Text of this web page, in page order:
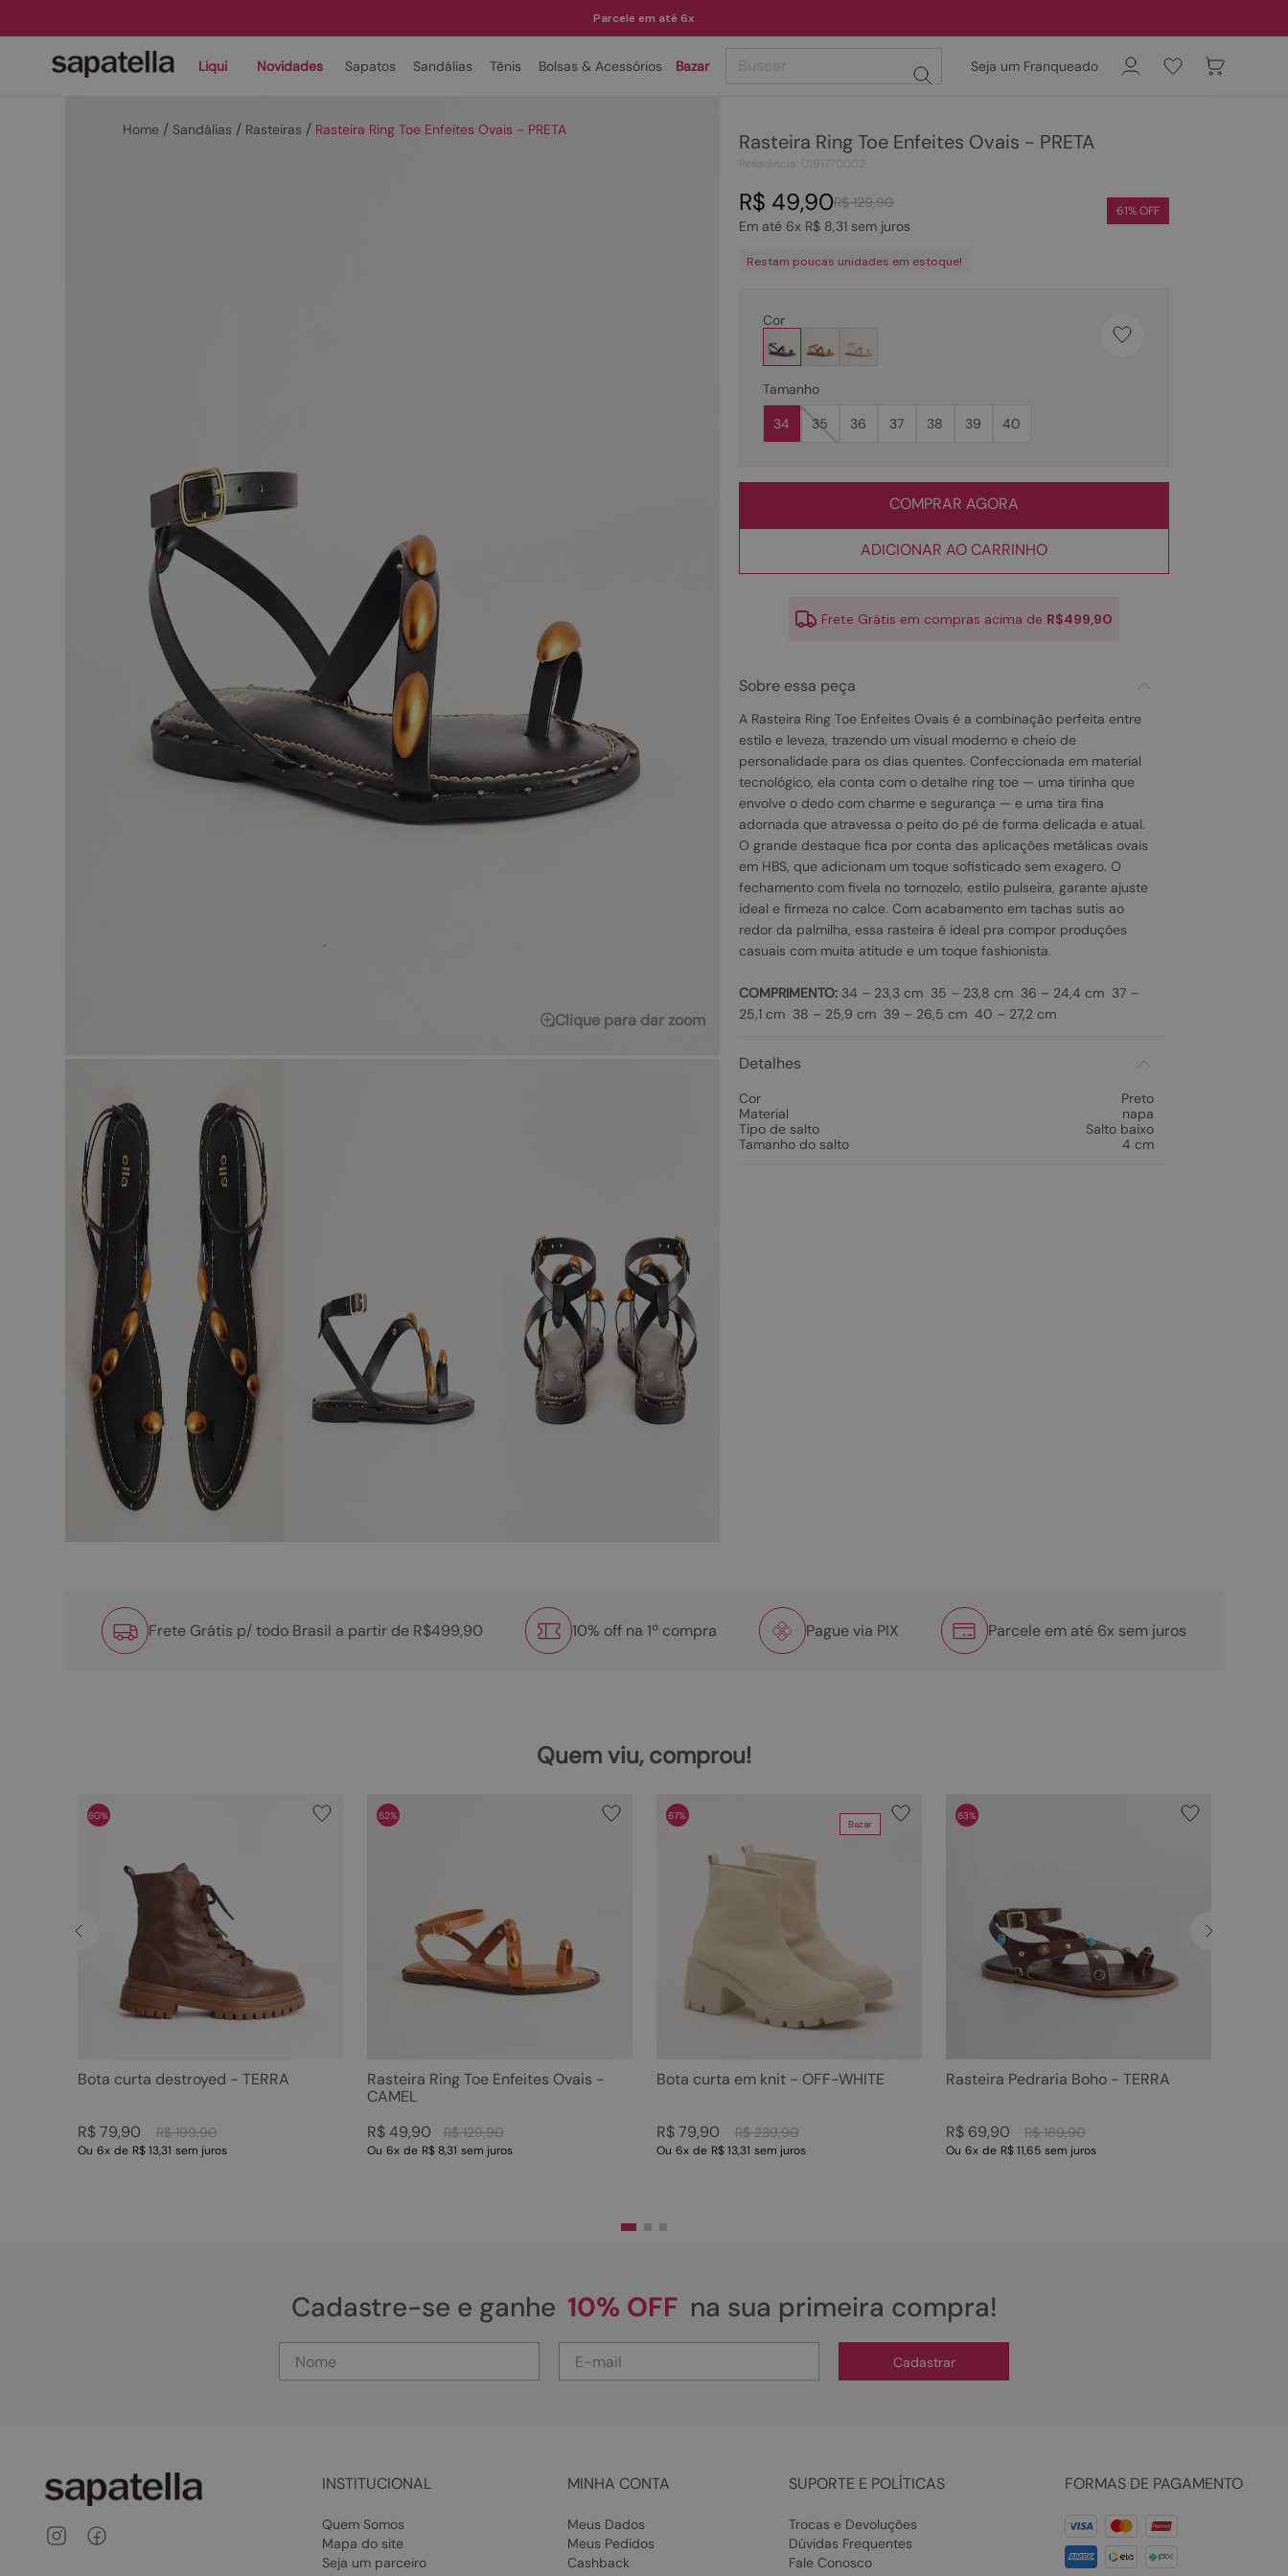
Parcele em até 6x
Liqui Novidades Sapatos Sandálias Tênis Bolsas & Acessórios Bazar Seja um Franqueado
Sandálias Rasteiras Rasteira Ring Toe Enfeites Ovais - PRETA
Clique para dar zoom
Rasteira Ring Toe Enfeites Ovais - PRETA
R$ 129,90
R$ 49,90
Em até 6x R$ 8,31sem juros
61% OFF
Restam poucas unidades em estoque!
Cor
Tamanho
34
35 36 37 38 39 40
COMPRAR AGORA
ADICIONAR AO CARRINHO
Frete Grátis em compras acima de R$499,90
Sobre essa peça
A Rasteira Ring Toe Enfeites Ovais é a combinação perfeita entre
estilo e leveza, trazendo um visual moderno e cheio de
personalidade para os dias quentes. Confeccionada em material
tecnológico, ela conta com o detalhe ring toe — uma tirinha que
envolve o dedo com charme e segurança — e uma tira fina
adornada que atravessa o peito do pé de forma delicada e atual.
O grande destaque fica por conta das aplicações metálicas ovais
em HBS, que adicionam um toque sofisticado sem exagero. O
fechamento com fivela no tornozelo, estilo pulseira, garante ajuste
ideal e firmeza no calce. Com acabamento em tachas sutis ao
redor da palmilha, essa rasteira é ideal pra compor produções
casuais com muita atitude e um toque fashionista.
COMPRIMENTO:34 – 23,3 cm 35 – 23,8 cm 36 – 24,4 cm 37 –
25,1 cm 38 – 25,9 cm 39 – 26,5 cm 40 – 27,2 cm
Detalhes
Cor
Preto
Material
napa
Tipo de salto
Salto baixo
Tamanho do salto
4 cm
Frete Grátis p/ todo Brasil a partir de R$499,90 10% off na 1º compra Pague via PIX Parcele em até 6x sem juros
Quem viu, comprou!
60%
Bota curta destroyed - TERRA
R$ 199,90
R$ 79,90
Ou 6x de R$ 13,31 sem juros
62%
Rasteira Ring Toe Enfeites Ovais -
CAMEL
R$ 129,90
R$ 49,90
Ou 6x de R$ 8,31 sem juros
Bazar
67%
Bota curta em knit - OFF-WHITE
R$ 239,90
R$ 79,90
Ou 6x de R$ 13,31 sem juros
63%
Rasteira Pedraria Boho - TERRA
R$ 189,90
R$ 69,90
Ou 6x de R$ 11,65 sem juros
Cadastre-se e ganhe 10% OFF na sua primeira compra!
Cadastrar
INSTITUCIONAL
Quem Somos
Mapa do site
Seja um parceiro
MINHA CONTA
Meus Dados
Meus Pedidos
Cashback
SUPORTE E POLÍTICAS
Trocas e Devoluções
Dúvidas Frequentes
Fale Conosco
FORMAS DE PAGAMENTO